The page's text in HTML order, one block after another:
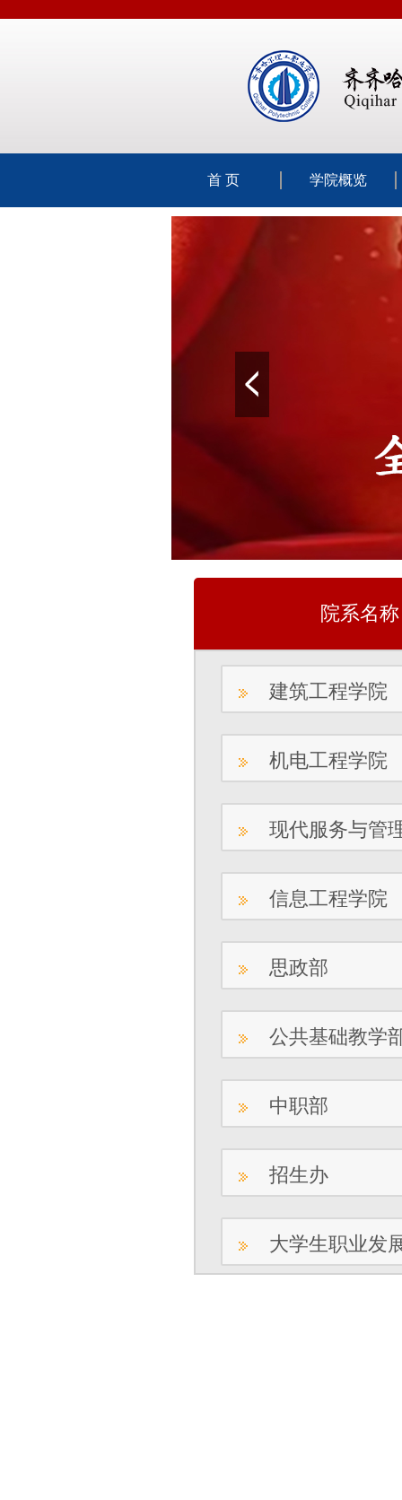
首 页 学院概览
院系名称
建筑工程学院
机电工程学院
现代服务与管
信息工程学院
思政部
公共基础教学
中职部
招生办
大学生职业发